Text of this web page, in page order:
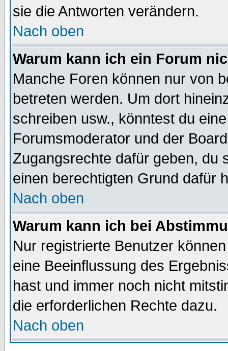
sie die Antworten verändern.
Nach oben
Warum kann ich ein Forum
Manche Foren können nur von
betreten werden. Um dort
schreiben usw., könntest du
Forumsmoderator und der
Zugangsrechte dafür geben, du
einen berechtigten Grund dafür
Nach oben
Warum kann ich bei
Nur registrierte Benutzer
eine Beeinflussung des
hast und immer noch nicht
die erforderlichen Rechte dazu.
Nach oben